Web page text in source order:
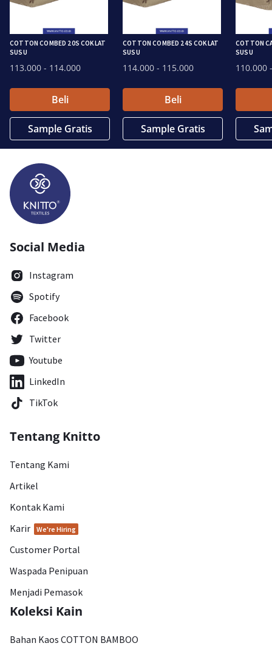
COTTON COMBED 20S COKLAT
SUSU
113.000 - 114.000
Beli
Sample Gratis
COTTON COMBED 24S COKLAT
SUSU
114.000 - 115.000
Beli
Sample Gratis
COTTON
SUSU
110.000
Social Media
Instagram
Spotify
Facebook
Twitter
Youtube
LinkedIn
TikTok
Tentang Knitto
Tentang Kami
Artikel
Kontak Kami
Karir
We're Hiring
Customer Portal
Waspada Penipuan
Menjadi Pemasok
Koleksi Kain
Bahan Kaos COTTON BAMBOO